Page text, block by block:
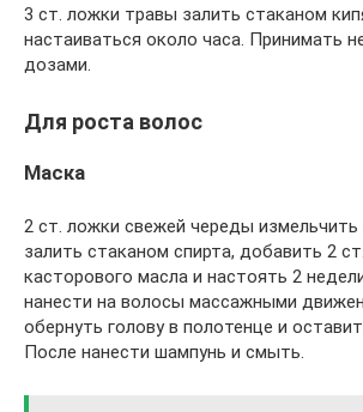
3 ст. ложки травы залить стаканом
настаиваться около часа. Принимать
дозами.
Для роста волос
Маска
2 ст. ложки свежей череды
залить стаканом спирта, добавить 2
касторового масла и настоять 2
нанести на волосы массажными
обернуть голову в полотенце и
После нанести шампунь и смыть.